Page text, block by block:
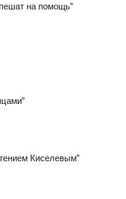
на помощь”
Киселевым”